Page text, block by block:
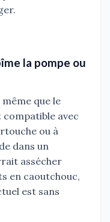
la pompe ou
que le
compatible avec
ou à
dans un
assécher
en caoutchouc,
est sans